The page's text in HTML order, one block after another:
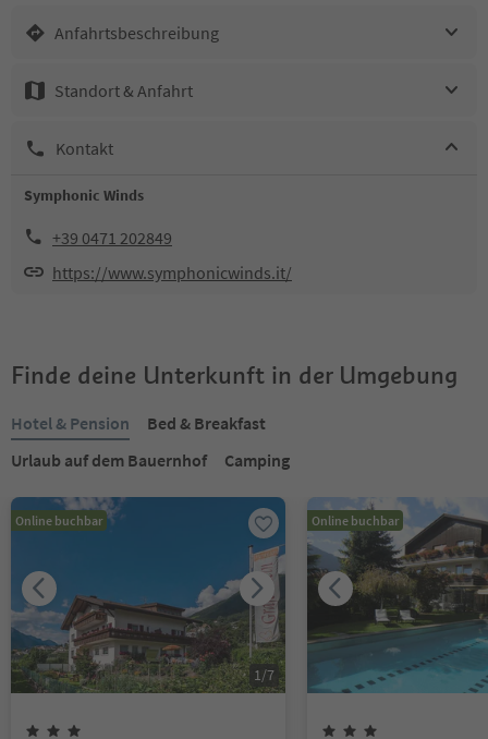
Anfahrtsbeschreibung
Standort & Anfahrt
Kontakt
Symphonic Winds
+39 0471 202849
https://www.symphonicwinds.it/
Finde deine Unterkunft in der Umgebung
Hotel & Pension
Bed & Breakfast
Urlaub auf dem Bauernhof
Camping
Online buchbar
1/7
Online buchbar